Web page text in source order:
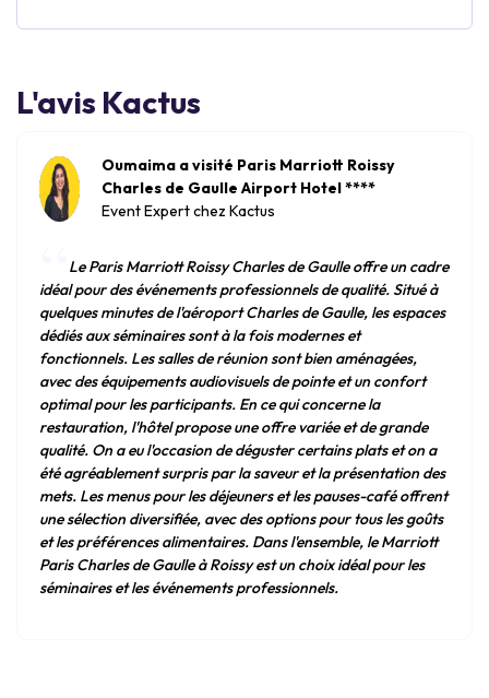
L'avis Kactus
Oumaima a visité Paris Marriott Roissy
Charles de Gaulle Airport Hotel ****
Event Expert chez Kactus
“Le Paris Marriott Roissy Charles de Gaulle offre un cadre
idéal pour des événements professionnels de qualité. Situé à
quelques minutes de l'aéroport Charles de Gaulle, les espaces
dédiés aux séminaires sont à la fois modernes et
fonctionnels. Les salles de réunion sont bien aménagées,
avec des équipements audiovisuels de pointe et un confort
optimal pour les participants. En ce qui concerne la
restauration, l'hôtel propose une offre variée et de grande
qualité. On a eu l'occasion de déguster certains plats et on a
été agréablement surpris par la saveur et la présentation des
mets. Les menus pour les déjeuners et les pauses-café offrent
une sélection diversifiée, avec des options pour tous les goûts
et les préférences alimentaires. Dans l'ensemble, le Marriott
Paris Charles de Gaulle à Roissy est un choix idéal pour les
séminaires et les événements professionnels.